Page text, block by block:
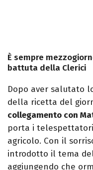
È sempre
battuta della Clerici
Dopo aver salutato
della ricetta del
collegamento con
porta i
agricolo. Con il
introdotto il tema
aggiungendo che